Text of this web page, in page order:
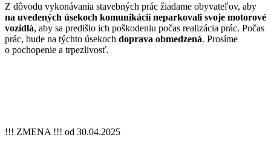
Z dôvodu vykonávania stavebných prác žiadame obyvateľov, aby
na uvedených úsekoch komunikácií neparkovali svoje motorové
vozidlá, aby sa predišlo ich poškodeniu počas realizácia prác. Počas
prác, bude na týchto úsekoch doprava obmedzená. Prosíme
o pochopenie a trpezlivosť.
!!! ZMENA !!! od 30.04.2025